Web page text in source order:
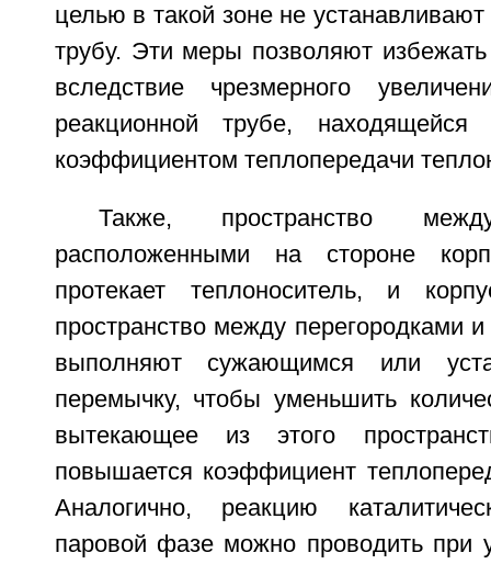
целью в такой зоне не
трубу. Эти меры позволяют
вследствие чрезмерного
реакционной трубе,
коэффициентом теплопередачи
Также, пространство
расположенными на стороне
протекает теплоноситель, и
пространство между перегородками
выполняют сужающимся или
перемычку, чтобы уменьшить
вытекающее из этого
повышается коэффициент
Аналогично, реакцию
паровой фазе можно проводить при